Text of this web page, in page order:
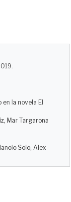
la novela El
Mar Targarona
Solo, Alex